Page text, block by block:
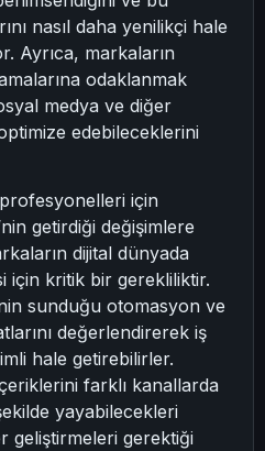
nasıl daha yenilikçi hale
Ayrıca, markaların
odaklanmak
medya ve diğer
edebileceklerini
için
getirdiği değişimlere
dijital dünyada
için kritik bir gerekliliktir.
sunduğu otomasyon ve
değerlendirerek iş
hale getirebilirler.
farklı kanallarda
yayabilecekleri
geliştirmeleri gerektiği